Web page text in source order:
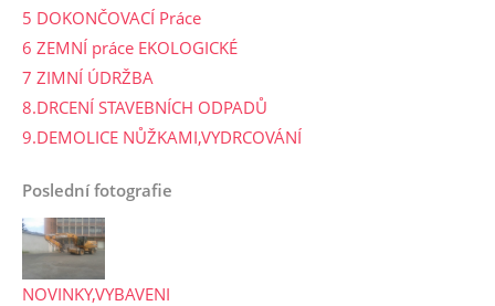
5 DOKONČOVACÍ Práce
6 ZEMNÍ práce EKOLOGICKÉ
7 ZIMNÍ ÚDRŽBA
8.DRCENÍ STAVEBNÍCH ODPADŮ
9.DEMOLICE NŮŽKAMI,VYDRCOVÁNÍ
Poslední fotografie
NOVINKY,VYBAVENI